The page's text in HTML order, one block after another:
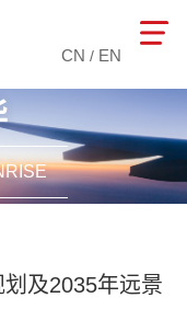
CN / EN
及2035年远景